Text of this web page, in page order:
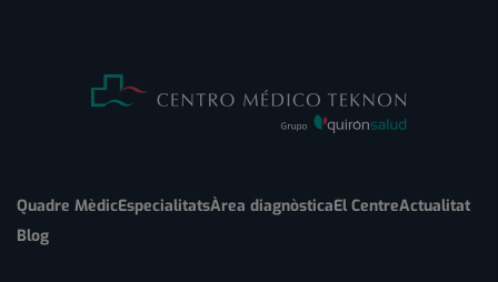
Quadre MèdicEspecialitatsÀrea diagnòsticaEl CentreActualitat
Blog